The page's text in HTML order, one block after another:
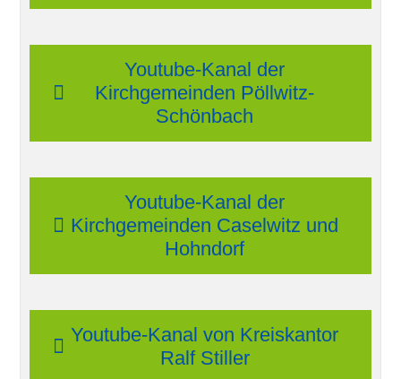
Youtube-Kanal der
Kirchgemeinden Pöllwitz-
Schönbach
Youtube-Kanal der
Kirchgemeinden Caselwitz und
Hohndorf
Youtube-Kanal von Kreiskantor
Ralf Stiller